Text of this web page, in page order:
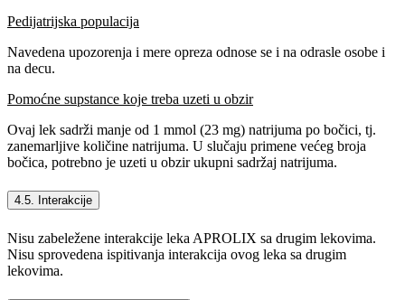
Pedijatrijska populacija
Navedena upozorenja i mere opreza odnose se i na odrasle osobe i
na decu.
Pomoćne supstance koje treba uzeti u obzir
Ovaj lek sadrži manje od 1 mmol (23 mg) natrijuma po bočici, tj.
zanemarljive količine natrijuma. U slučaju primene većeg broja
bočica, potrebno je uzeti u obzir ukupni sadržaj natrijuma.
4.5. Interakcije
Nisu zabeležene interakcije leka APROLIX sa drugim lekovima.
Nisu sprovedena ispitivanja interakcija ovog leka sa drugim
lekovima.